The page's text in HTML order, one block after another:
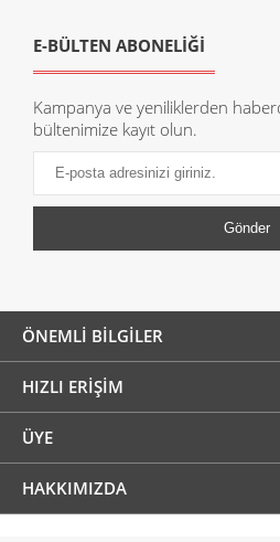
E-BÜLTEN ABONELİĞİ
Kampanya ve yeniliklerden
bültenimize kayıt olun.
ÖNEMLI BILGILER
HIZLI ERIŞIM
ÜYE
HAKKIMIZDA